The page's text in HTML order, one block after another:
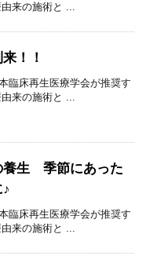
来の施術と ...
！！
臨床再生医療学会が推奨す
来の施術と ...
生 季節にあった
臨床再生医療学会が推奨す
来の施術と ...